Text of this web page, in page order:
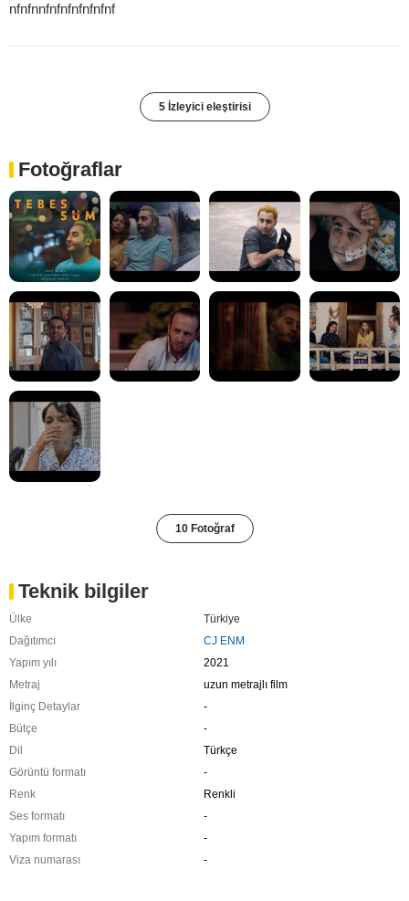
nfnfnnfnfnfnfnfnfnf
5 İzleyici eleştirisi
Fotoğraflar
10 Fotoğraf
Teknik bilgiler
Ülke
Türkiye
Dağıtımcı
CJ ENM
Yapım yılı
2021
Metraj
uzun metrajlı film
İlginç Detaylar
-
Bütçe
-
Dil
Türkçe
Görüntü formatı
-
Renk
Renkli
Ses formatı
-
Yapım formatı
-
Viza numarası
-